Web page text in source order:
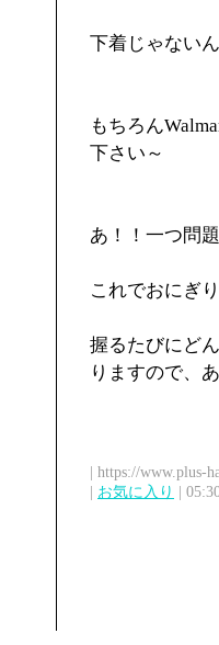
下着じゃない
もちろん
下さい～
あ！！一つ問
これでおにぎ
握るたびにど
りますので、
| https://www.plus-
| お気に入り |